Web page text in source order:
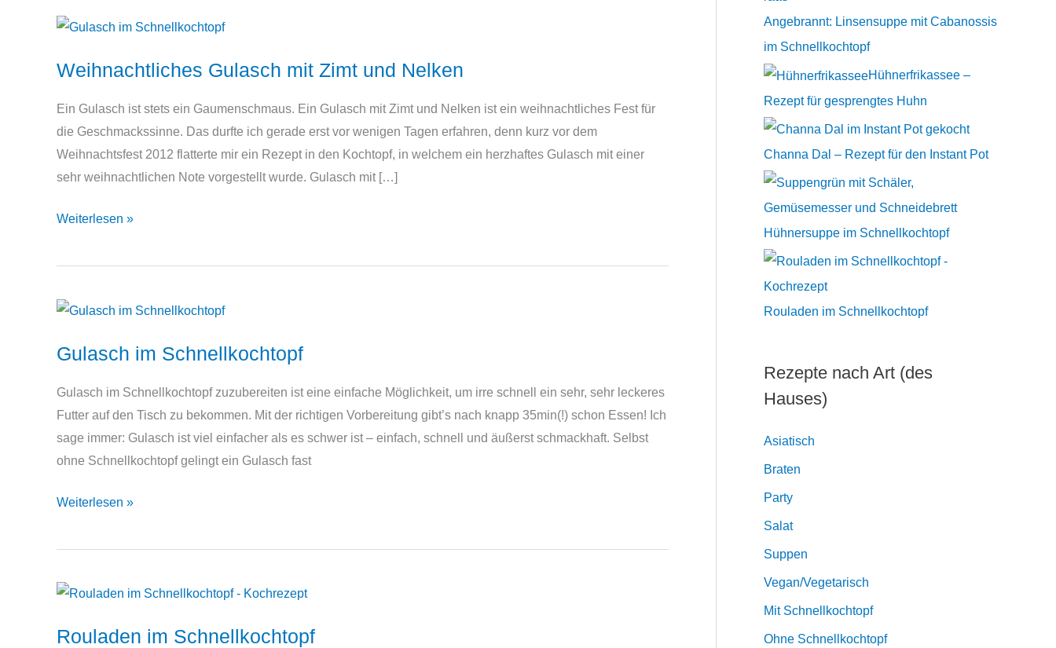
Weihnachtliches Gulasch mit Zimt und Nelken
Ein Gulasch ist stets ein Gaumenschmaus. Ein Gulasch mit Zimt und Nelken ist ein weihnachtliches Fest für
die Geschmackssinne. Das durfte ich gerade erst vor wenigen Tagen erfahren, denn kurz vor dem
Weihnachtsfest 2012 flatterte mir ein Rezept in den Kochtopf, in welchem ein herzhaftes Gulasch mit einer
sehr weihnachtlichen Note vorgestellt wurde. Gulasch mit […]
Weihnachtliches
mit
und
Weiterlesen »
Gulasch im Schnellkochtopf
Gulasch im Schnellkochtopf zuzubereiten ist eine einfache Möglichkeit, um irre schnell ein sehr, sehr leckeres
Futter auf den Tisch zu bekommen. Mit der richtigen Vorbereitung gibt’s nach knapp 35min(!) schon Essen! Ich
sage immer: Gulasch ist viel einfacher als es schwer ist – einfach, schnell und äußerst schmackhaft. Selbst
ohne Schnellkochtopf gelingt ein Gulasch fast
Gulasch
Schnellkochtopf
Weiterlesen »
Rouladen im Schnellkochtopf
:
Angebrannt: Linsensuppe mit Cabanossis
im Schnellkochtopf
Hühnerfrikassee –
Rezept für gesprengtes Huhn
Channa Dal – Rezept für den Instant Pot
Hühnersuppe im Schnellkochtopf
Rouladen im Schnellkochtopf
Rezepte nach Art (des
Hauses)
Asiatisch
Braten
Party
Salat
Suppen
Vegan/Vegetarisch
Mit Schnellkochtopf
Ohne Schnellkochtopf